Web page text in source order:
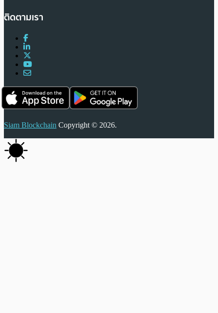
ติดตามเรา
Siam Blockchain Copyright © 2026.